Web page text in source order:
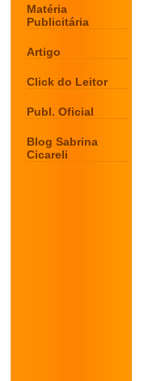
Matéria
Publicitária
Artigo
Click do Leitor
Publ. Oficial
Blog Sabrina
Cicareli